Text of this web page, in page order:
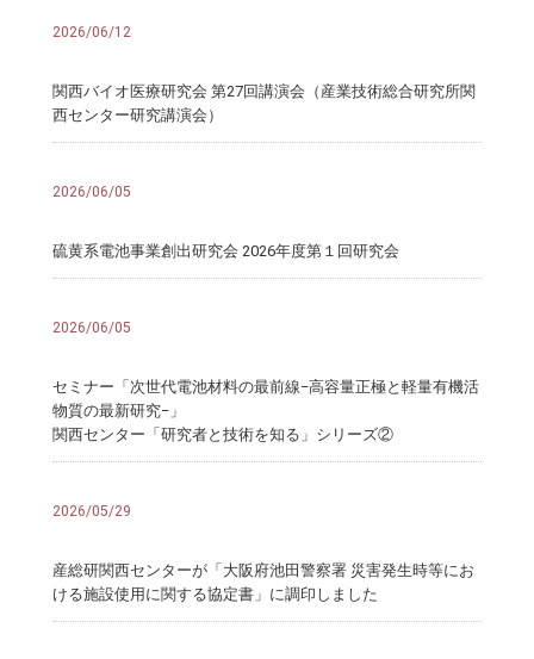
2026/06/12
関西バイオ医療研究会 第27回講演会（産業技術総合研究所関
西センター研究講演会）
2026/06/05
硫黄系電池事業創出研究会 2026年度第１回研究会
2026/06/05
セミナー「次世代電池材料の最前線−高容量正極と軽量有機活
物質の最新研究−」
関西センター「研究者と技術を知る」シリーズ②
2026/05/29
産総研関西センターが「大阪府池田警察署 災害発生時等にお
ける施設使用に関する協定書」に調印しました